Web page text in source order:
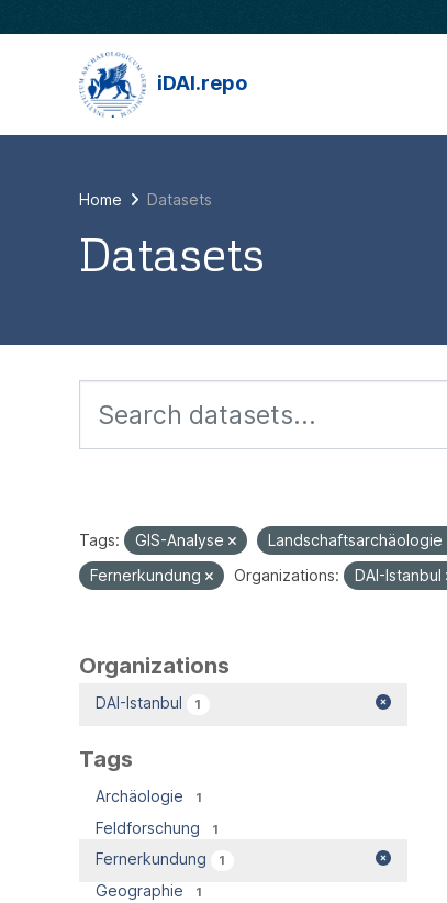
iDAI.repo
Home Datasets
Datasets
Tags: GIS-Analyse Landschaftsarchäologie
Fernerkundung
Organizations: DAI-Istanbul
Organizations
DAI-Istanbul 1
Tags
Archäologie 1
Feldforschung 1
Fernerkundung 1
Geographie 1